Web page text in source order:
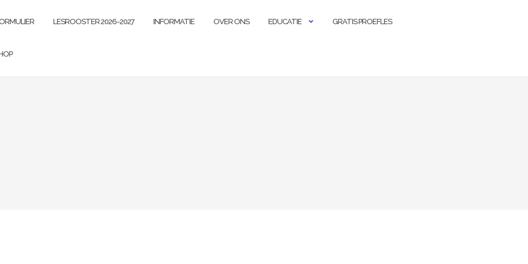
LESROOSTER 2026-2027 INFORMATIE OVER ONS EDUCATIE GRATIS PROEFLES